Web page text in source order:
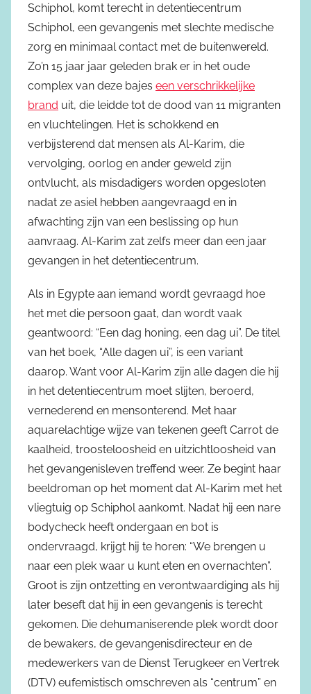
Schiphol, komt terecht in detentiecentrum
Schiphol, een gevangenis met slechte medische
zorg en minimaal contact met de buitenwereld.
Zo’n 15 jaar jaar geleden brak er in het oude
complex van deze bajes een verschrikkelijke
brand uit, die leidde tot de dood van 11 migranten
en vluchtelingen. Het is schokkend en
verbijsterend dat mensen als Al-Karim, die
vervolging, oorlog en ander geweld zijn
ontvlucht, als misdadigers worden opgesloten
nadat ze asiel hebben aangevraagd en in
afwachting zijn van een beslissing op hun
aanvraag. Al-Karim zat zelfs meer dan een jaar
gevangen in het detentiecentrum.
Als in Egypte aan iemand wordt gevraagd hoe
het met die persoon gaat, dan wordt vaak
geantwoord: “Een dag honing, een dag ui”. De titel
van het boek, “Alle dagen ui”, is een variant
daarop. Want voor Al-Karim zijn alle dagen die hij
in het detentiecentrum moet slijten, beroerd,
vernederend en mensonterend. Met haar
aquarelachtige wijze van tekenen geeft Carrot de
kaalheid, troosteloosheid en uitzichtloosheid van
het gevangenisleven treffend weer. Ze begint haar
beeldroman op het moment dat Al-Karim met het
vliegtuig op Schiphol aankomt. Nadat hij een nare
bodycheck heeft ondergaan en bot is
ondervraagd, krijgt hij te horen: “We brengen u
naar een plek waar u kunt eten en overnachten”.
Groot is zijn ontzetting en verontwaardiging als hij
later beseft dat hij in een gevangenis is terecht
gekomen. Die dehumaniserende plek wordt door
de bewakers, de gevangenisdirecteur en de
medewerkers van de Dienst Terugkeer en Vertrek
(DTV) eufemistisch omschreven als “centrum” en